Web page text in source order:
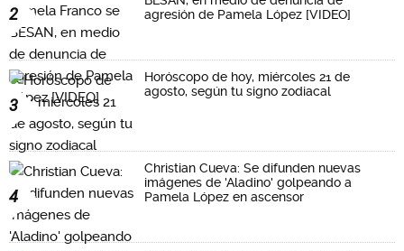
2
agresión de Pamela López [VIDEO]
3
Horóscopo de hoy, miércoles 21 de
agosto, según tu signo zodiacal
4
Christian Cueva: Se difunden nuevas
imágenes de 'Aladino' golpeando a
Pamela López en ascensor